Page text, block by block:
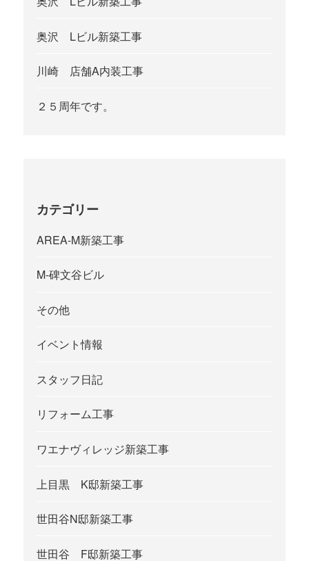
奥沢 Lビル新築工事
川崎 店舗A内装工事
２５周年です。
カテゴリー
AREA-M新築工事
M-碑文谷ビル
その他
イベント情報
スタッフ日記
リフォーム工事
ワエナヴィレッジ新築工事
上目黒 K邸新築工事
世田谷N邸新築工事
世田谷 F邸新築工事